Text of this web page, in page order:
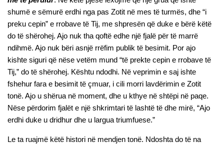
shumë e sëmurë erdhi nga pas Zotit në mes të turmës, dhe “i
preku cepin” e rrobave të Tij, me shpresën që duke e bërë këtë
do të shërohej. Ajo nuk tha qoftë edhe një fjalë për të marrë
ndihmë. Ajo nuk bëri asnjë rrëfim publik të besimit. Por ajo
kishte siguri që nëse vetëm mund “të prekte cepin e rrobave të
Tij,” do të shërohej. Kështu ndodhi. Në veprimin e saj ishte
fshehur fara e besimit të çmuar, i cili morri lavdërimin e Zotit
tonë. Ajo u shërua në moment, dhe u kthye në shtëpi në paqe.
Nëse përdorim fjalët e një shkrimtari të lashtë të dhe mirë, “Ajo
erdhi duke u dridhur dhe u largua triumfuese.”
Le ta ruajmë këtë histori në mendjen tonë. Ndoshta do të na